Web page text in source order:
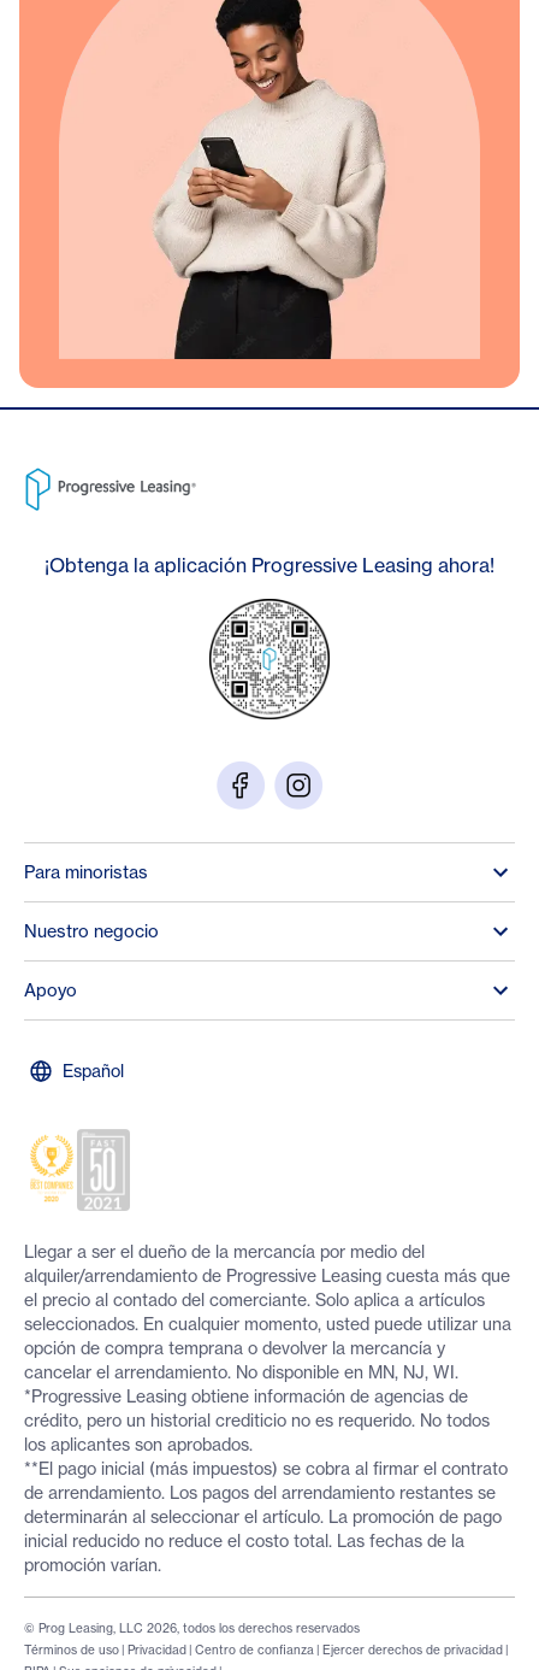
¡Obtenga la aplicación Progressive Leasing ahora!
Para minoristas
Nuestro negocio
Apoyo
Español
Llegar a ser el dueño de la mercancía por medio del
alquiler/arrendamiento de Progressive Leasing cuesta más que
el precio al contado del comerciante. Solo aplica a artículos
seleccionados. En cualquier momento, usted puede utilizar una
opción de compra temprana o devolver la mercancía y
cancelar el arrendamiento. No disponible en MN, NJ, WI.
*Progressive Leasing obtiene información de agencias de
crédito, pero un historial crediticio no es requerido. No todos
los aplicantes son aprobados.
**El pago inicial (más impuestos) se cobra al firmar el contrato
de arrendamiento. Los pagos del arrendamiento restantes se
determinarán al seleccionar el artículo. La promoción de pago
inicial reducido no reduce el costo total. Las fechas de la
promoción varían.
Términos de uso | Privacidad | Centro de confianza | Ejercer derechos de privacidad |
© Prog Leasing, LLC 2026, todos los derechos reservados